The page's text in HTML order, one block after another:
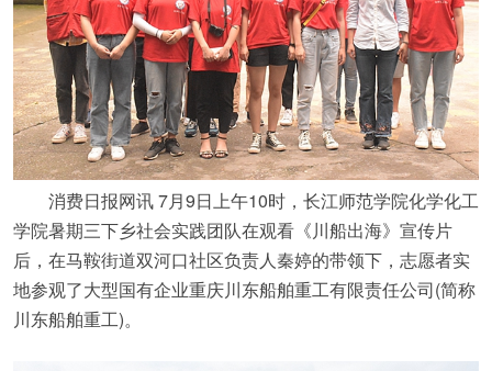
消费日报网讯 7月9日上午10时，长江师范学院化学化工
学院暑期三下乡社会实践团队在观看《川船出海》宣传片
后，在马鞍街道双河口社区负责人秦婷的带领下，志愿者实
地参观了大型国有企业重庆川东船舶重工有限责任公司(简称
川东船舶重工)。